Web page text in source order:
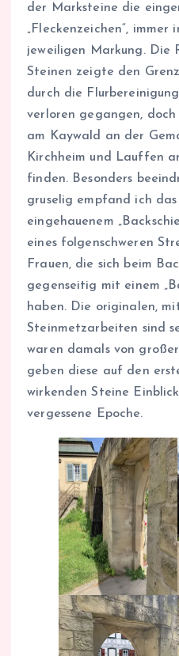
der Marksteine die
„Fleckenzeichen“, immer
jeweiligen Markung. Die
Steinen zeigte den
durch die
verloren gegangen,
am Kaywald an der
Kirchheim und Lauffen
finden. Besonders
gruselig empfand ich das
eingehauenem
eines folgenschweren
Frauen, die sich beim
gegenseitig mit einem
haben. Die originalen,
Steinmetzarbeiten sind
waren damals von
geben diese auf den
wirkenden Steine
vergessene Epoche.